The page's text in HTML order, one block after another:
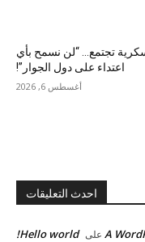
تجتمع… “لن نسمح بأي
اعتداء على دول الجوار”!
أغسطس 6, 2026
احدث التعليقات
A على Hello world!